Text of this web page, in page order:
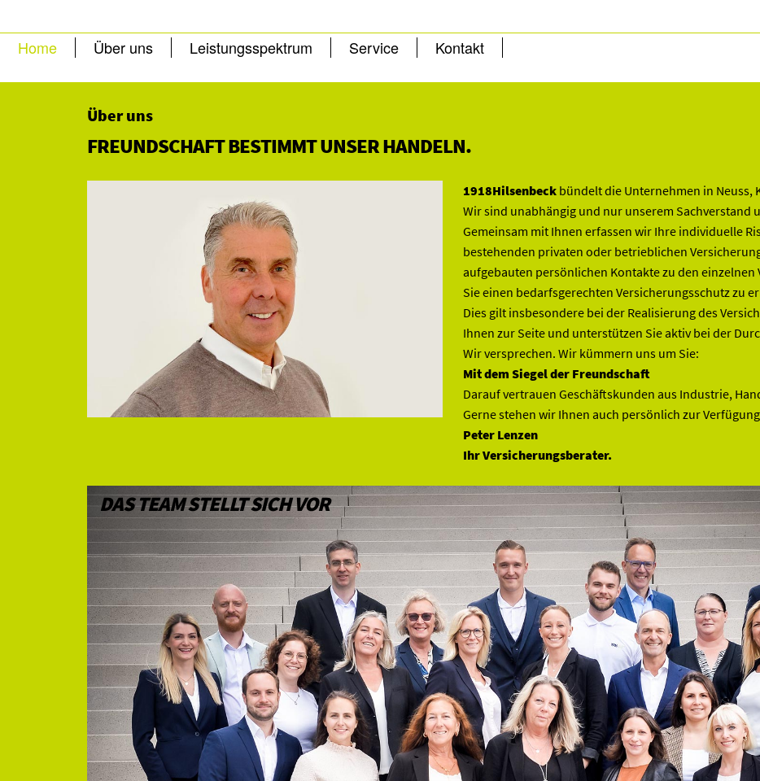
Home Über uns Leistungsspektrum Service Kontakt
Über uns
FREUNDSCHAFT BESTIMMT UNSER HANDELN.
1918Hilsenbeck bündelt die Unternehmen in Neuss,
Wir sind unabhängig und nur unserem Sachverstand
Gemeinsam mit Ihnen erfassen wir Ihre individuelle
bestehenden privaten oder betrieblichen
aufgebauten persönlichen Kontakte zu den
Sie einen bedarfsgerechten Versicherungsschutz zu
Dies gilt insbesondere bei der Realisierung des
Ihnen zur Seite und unterstützen Sie aktiv bei der
Wir versprechen. Wir kümmern uns um Sie:
Mit dem Siegel der Freundschaft
Darauf vertrauen Geschäftskunden aus Industrie,
Gerne stehen wir Ihnen auch persönlich zur
Peter Lenzen
Ihr Versicherungsberater.
DAS TEAM STELLT SICH VOR